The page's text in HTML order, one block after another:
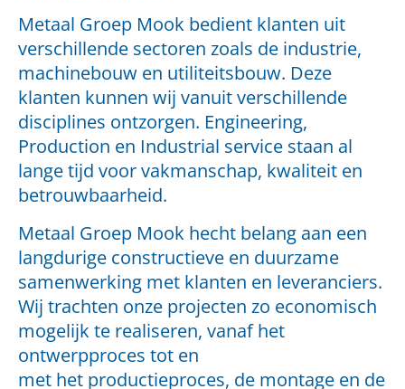
Metaal Groep Mook bedient klanten uit
verschillende sectoren zoals de industrie,
machinebouw en utiliteitsbouw. Deze
klanten kunnen wij vanuitverschillende
disciplines ontzorgen. Engineering,
Production en Industrial service staan al
lange tijd voor vakmanschap, kwaliteit en
betrouwbaarheid.
Metaal Groep Mook hecht belang aan een
langdurige constructieve en duurzame
samenwerking met klanten en leveranciers.
Wij trachten onze projecten zo economisch
mogelijk te realiseren, vanaf het
ontwerpproces tot en
met het productieproces, de montage en de